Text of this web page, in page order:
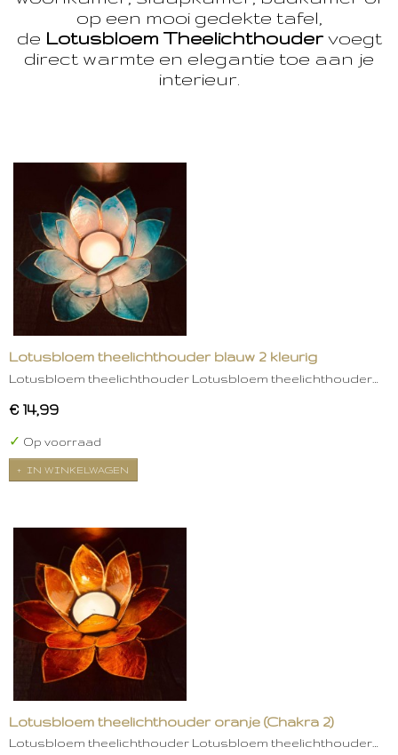
op een mooi gedekte tafel,
de Lotusbloem Theelichthoudervoegt
direct warmte en elegantie toe aan je
interieur.
Lotusbloem theelichthouder blauw 2 kleurig
Lotusbloem theelichthouder Lotusbloem theelichthouder…
€ 14,99
✓ Op voorraad
IN WINKELWAGEN
Lotusbloem theelichthouder oranje (Chakra 2)
Lotusbloem theelichthouder Lotusbloem theelichthouder…